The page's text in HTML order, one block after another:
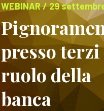
WEBINAR / 29
presso terzi
ruolo della
banca